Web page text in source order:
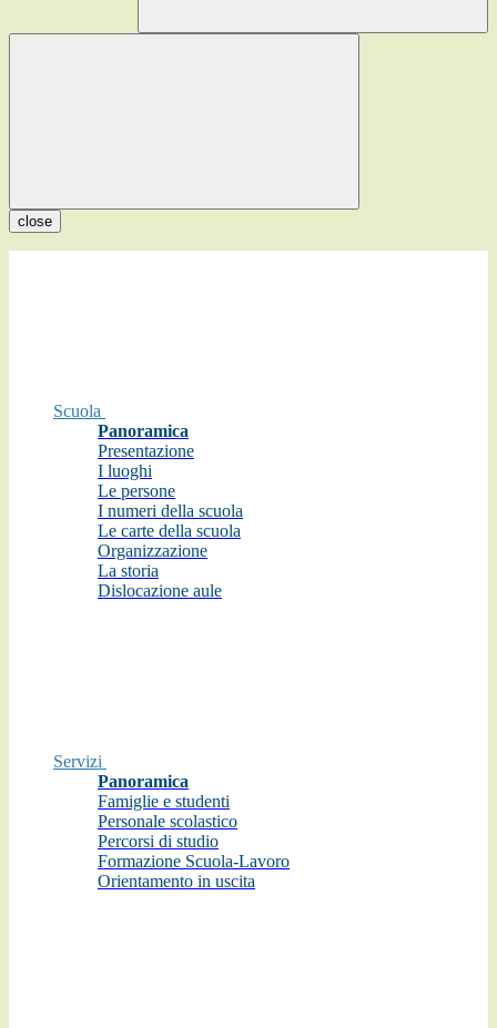
close
Scuola
Panoramica
Presentazione
I luoghi
Le persone
I numeri della scuola
Le carte della scuola
Organizzazione
La storia
Dislocazione aule
Servizi
Panoramica
Famiglie e studenti
Personale scolastico
Percorsi di studio
Formazione Scuola-Lavoro
Orientamento in uscita